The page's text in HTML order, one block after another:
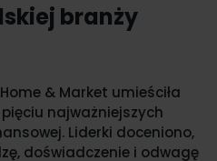
branży
& Market umieściła
najważniejszych
Liderki doceniono,
doświadczenie i odwagę